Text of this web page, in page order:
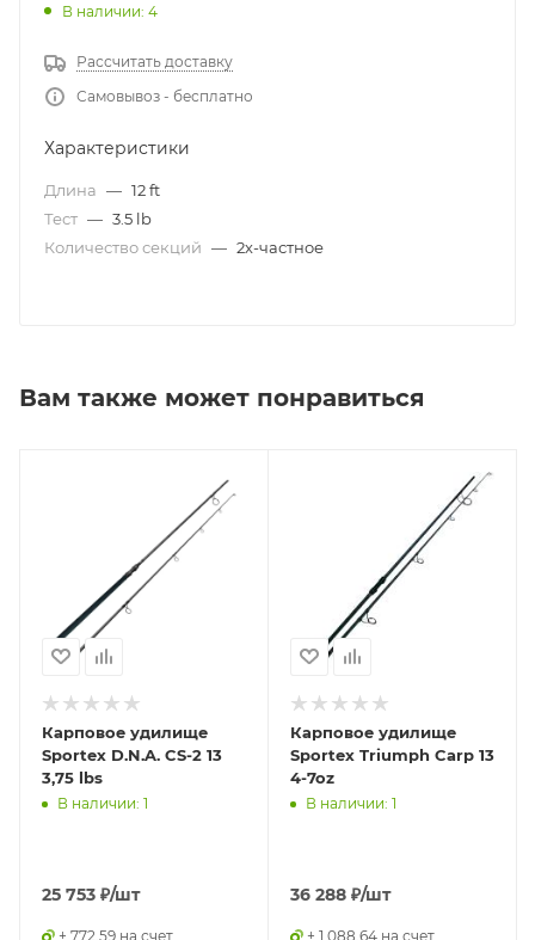
В наличии: 4
Рассчитать доставку
Самовывоз - бесплатно
Характеристики
Длина — 12 ft
Тест — 3.5 lb
Количество секций — 2х-частное
Вам также может понравиться
Карповое удилище
Sportex D.N.A. CS-2 13
3,75 lbs
В наличии: 1
25 753 ₽/шт
+ 772.59 на счет
Карповое удилище
Sportex Triumph Carp 13
4-7oz
В наличии: 1
36 288 ₽/шт
+ 1 088.64 на счет